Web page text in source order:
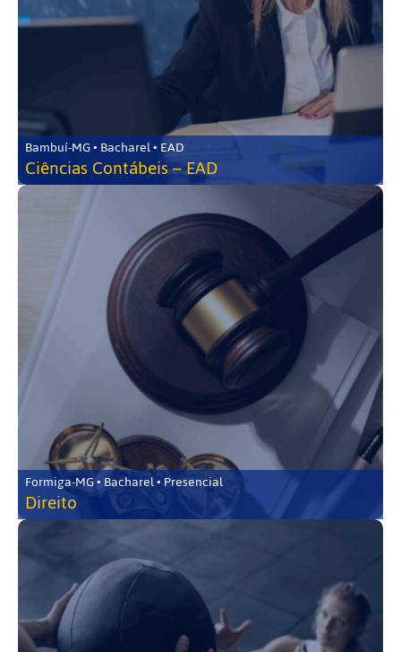
Bambuí-MG • Bacharel • EAD
Ciências Contábeis – EAD
Formiga-MG • Bacharel • Presencial
Direito